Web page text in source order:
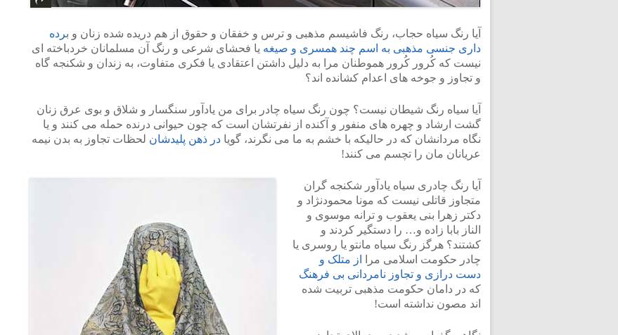
آیا رنگ سیاه حجاب، رنگ فاشیسم مذهبی و ترس و خفقان و حقوق از هم دریده شده زنان و برده
داری جنسی مذهبی به اسم چند همسری و صیغه یا فحشای شرعی و رنگ آن مسلمانان خردباخته ای
نیست که کُرور کُرور هموطنان مرا به دلیل داشتن اعتقادی یا فکری متفاوت، به زندان و شکنجه گاه
و تجاوز و جوخه های اعدام کشانده اند؟
آیا سیاه رنگ شیطان نیست؟ چون رنگ سیاه چادر برای من یادآور سنگسار و شلاق و بوی عرق زنان
گشت ارشاد و چهره های منفور و آکنده از نفرتشان است که چون حیوانی درنده حمله می کنند و یا
نگاه مردانشان که در حالیکه با خشم به ما می نگرند، گویا در ذهن پلیدشان لحظات تجاوز به بدن نیمه
عریانان مان را تچسم می کنند!
آیا رنگ چادری سیاه یادآور شکنجه گران
متجاوز قاتلی نیست که مونا محمودنژاد و
دکتر زهرا بنی یعقوب و ترانه موسوی و
الناز بابا زاده و… را دستگیر کردند و
کشتند؟ هرگز رنگ سیاه مانتو یا روسری یا
چادر حکومت اسلامی مرا
از متلک و
دست درازی و تجاوز نامردانی بی فرهنگ
که در دامان حکومت مذهبی تربیت شده
اند مصون نداشته است!